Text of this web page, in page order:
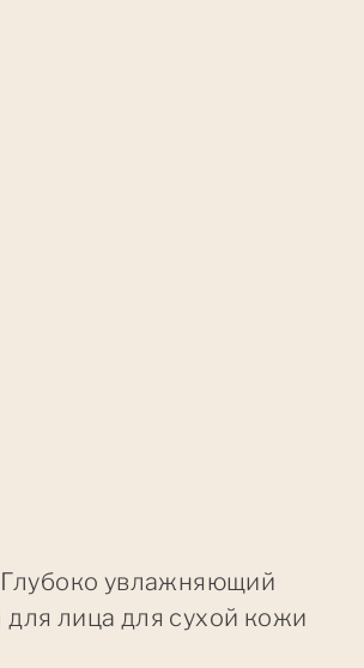
увлажняющий
для лица для сухой кожи